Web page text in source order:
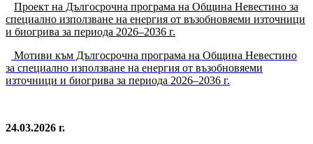
Проект на Дългосрочна програма на Община Невестино за
специално използване на енергия от възобновяеми източници
и биогрива за периода 2026–2036 г.
Мотиви към Дългосрочна програма на Община Невестино
за специално използване на енергия от възобновяеми
източници и биогрива за периода 2026–2036 г.
24.03.2026 г.